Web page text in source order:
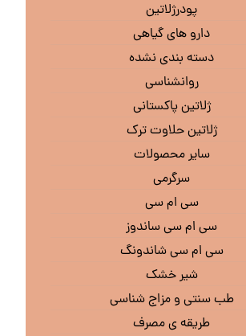
پودرژلاتین
دارو های گیاهی
دسته بندی نشده
روانشناسی
ژلاتین پاکستانی
ژلاتین حلاوت ترک
سایر محصولات
سرگرمی
سی ام سی
سی ام سی ساندوز
سی ام سی شاندونگ
شیر خشک
طب سنتی و مزاج شناسی
طریقه ی مصرف